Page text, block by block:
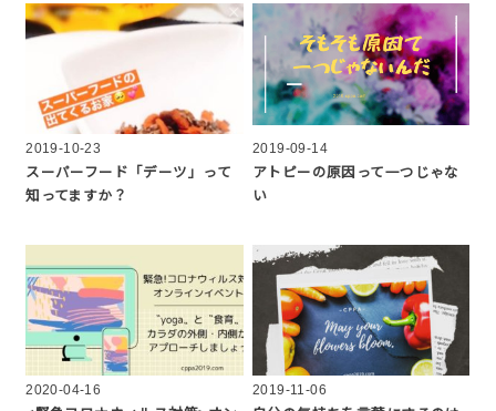
2019-10-23
スーパーフード「デーツ」って
知ってますか？
2019-09-14
アトピーの原因って一つじゃな
い
2020-04-16
2019-11-06